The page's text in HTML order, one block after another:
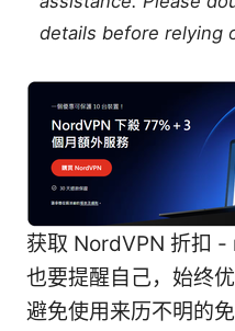
details before relying
获取 NordVPN 折扣
也要提醒自己，始终
避免使用来历不明的免